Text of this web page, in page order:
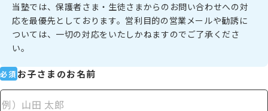
完全個別指導 Dr. 関塾
少人数制指導 関塾
当塾では、保護者さま・生徒さまからのお問い合わせへの対
応を最優先としております。営利目的の営業メールや勧誘に
ついては、一切の対応をいたしかねますのでご了承くださ
い。
必須 お子さまのお名前